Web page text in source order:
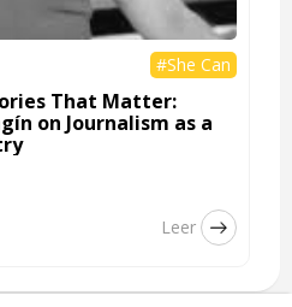
#She Can
That Matter:
on Journalism as a
Leer